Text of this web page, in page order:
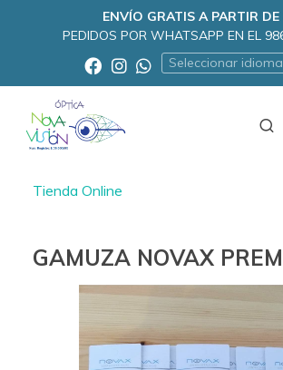
ENVÍO GRATIS A PARTIR DE
PEDIDOS POR WHATSAPP EN EL
Seleccionar idioma
Tienda Online
GAMUZA NOVAX